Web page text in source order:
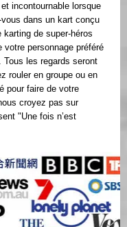
incontournable lorsque
dans un kart conçu
karting de super-héros
personnage préféré
les regards seront
rouler en groupe ou en
pour faire de votre
croyez pas sur
"Une fois n’est